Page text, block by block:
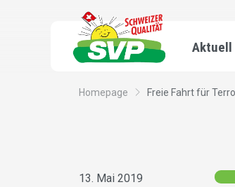
Aktuell
Homepage Freie Fahrt für
13. Mai 2019